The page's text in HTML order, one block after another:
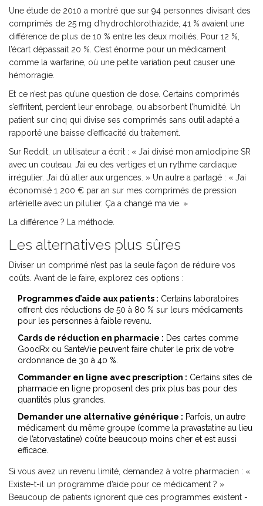
Une étude de 2010 a montré que sur 94 personnes divisant des
comprimés de 25 mg d’hydrochlorothiazide, 41 % avaient une
différence de plus de 10 % entre les deux moitiés. Pour 12 %,
l’écart dépassait 20 %. C’est énorme pour un médicament
comme la warfarine, où une petite variation peut causer une
hémorragie.
Et ce n’est pas qu’une question de dose. Certains comprimés
s’effritent, perdent leur enrobage, ou absorbent l’humidité. Un
patient sur cinq qui divise ses comprimés sans outil adapté a
rapporté une baisse d’efficacité du traitement.
Sur Reddit, un utilisateur a écrit : « J’ai divisé mon amlodipine SR
avec un couteau. J’ai eu des vertiges et un rythme cardiaque
irrégulier. J’ai dû aller aux urgences. » Un autre a partagé : « J’ai
économisé 1 200 € par an sur mes comprimés de pression
artérielle avec un pilulier. Ça a changé ma vie. »
La différence ? La méthode.
Les alternatives plus sûres
Diviser un comprimé n’est pas la seule façon de réduire vos
coûts. Avant de le faire, explorez ces options :
Programmes d’aide aux patients : Certains laboratoires
offrent des réductions de 50 à 80 % sur leurs médicaments
pour les personnes à faible revenu.
Cards de réduction en pharmacie : Des cartes comme
GoodRx ou SanteVie peuvent faire chuter le prix de votre
ordonnance de 30 à 40 %.
Commander en ligne avec prescription : Certains sites de
pharmacie en ligne proposent des prix plus bas pour des
quantités plus grandes.
Demander une alternative générique : Parfois, un autre
médicament du même groupe (comme la pravastatine au lieu
de l’atorvastatine) coûte beaucoup moins cher et est aussi
efficace.
Si vous avez un revenu limité, demandez à votre pharmacien : «
Existe-t-il un programme d’aide pour ce médicament ? »
Beaucoup de patients ignorent que ces programmes existent -